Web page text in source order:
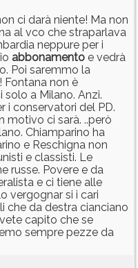
ci darà niente! Ma non
al vco che straparlava
neppure per i
abbonamento e vedrà
Poi saremmo la
Fontana non è
solo a Milano. Anzi.
i conservatori del PD.
motivo ci sarà. ..però
Chiamparino ha
e Reschigna non
e classisti. Le
russe. Povere e da
e ci tiene alle
vergognar si i cari
che da destra cianciano
capito che se
sempre pezze da